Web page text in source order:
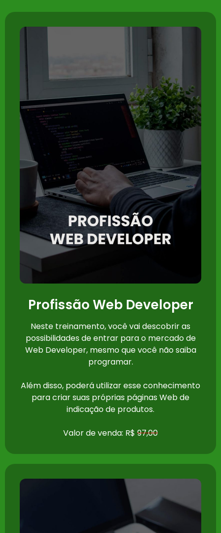
Profissão Web Developer
Neste treinamento, você vai descobrir as
possibilidades de entrar para o mercado de
Web Developer, mesmo que você não saiba
programar.
Além disso, poderá utilizar esse conhecimento
para criar suas próprias páginas Web de
indicação de produtos.
Valor de venda: R$ 97,00